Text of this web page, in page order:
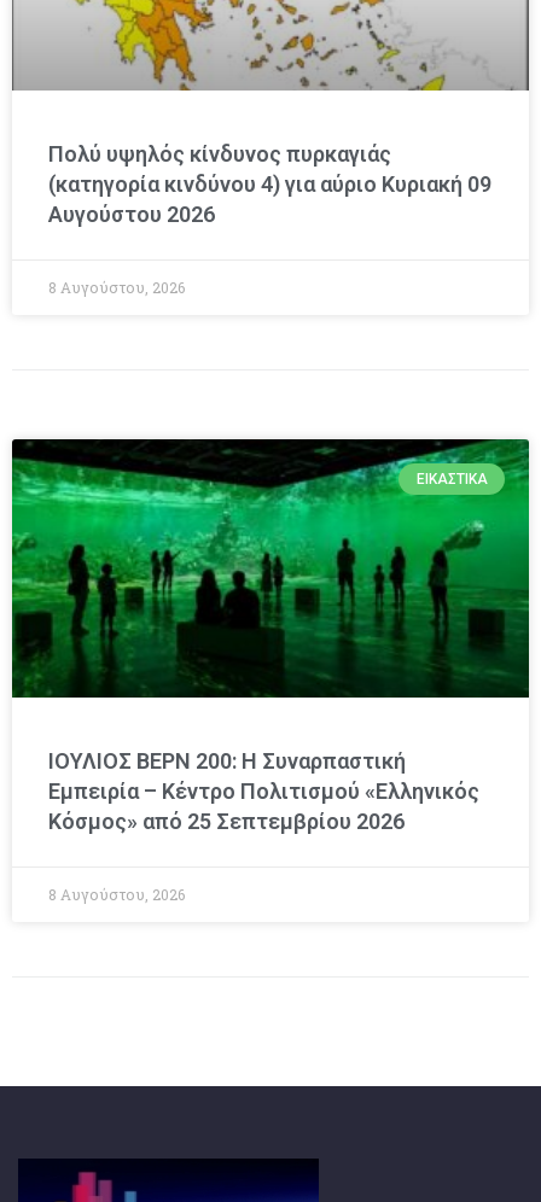
Πολύ υψηλός κίνδυνος πυρκαγιάς
(κατηγορία κινδύνου 4) για αύριο Κυριακή 09
Αυγούστου 2026
8 Αυγούστου, 2026
ΕΙΚΑΣΤΙΚΆ
ΙΟΥΛΙΟΣ ΒΕΡΝ 200: Η Συναρπαστική
Εμπειρία – Κέντρο Πολιτισμού «Ελληνικός
Κόσμος» από 25 Σεπτεμβρίου 2026
8 Αυγούστου, 2026